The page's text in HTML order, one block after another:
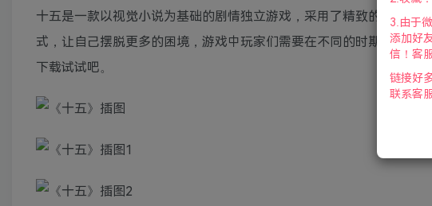
十五是一款以视觉小说为基础的剧情独立游戏，采用了精致的像素画
式，让自己摆脱更多的困境，游戏中玩家们需要在不同的时期作出不
下载试试吧。
3.由于
添加好
信！客
链接好
联系客